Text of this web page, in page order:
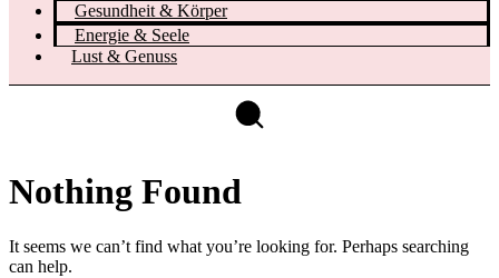
Gesundheit & Körper
Energie & Seele
Lust & Genuss
Nothing Found
It seems we can’t find what you’re looking for. Perhaps searching
can help.